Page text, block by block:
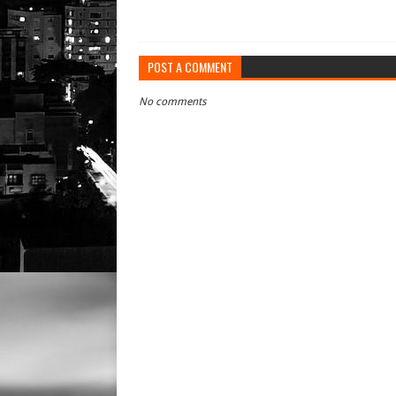
POST A COMMENT
No comments